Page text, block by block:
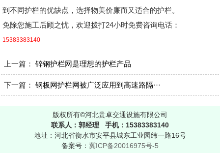
到不同护栏的优缺点，选择物美价廉而又适合的护栏。
免除您施工后顾之忧，欢迎拨打24小时免费咨询电话：
15383383140
上一篇：锌钢护栏网是理想的护栏产品
下一篇：钢板网护栏网被广泛应用到高速路隔···
版权所有©河北贵卓交通设施有限公司
联系人：郭经理 手机：15383383140
地址：河北省衡水市安平县城东工业园纬一路16号
备案号： 冀ICP备20016975号-5